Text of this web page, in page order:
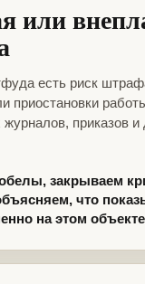
или
есть риск
приостановки
приказов и
закрываем
что
на этом